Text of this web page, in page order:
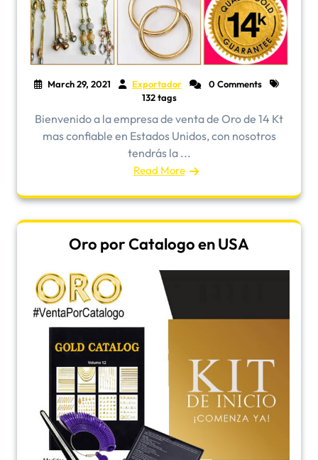
March 29, 2021 Exportador
0 Comments
132 tags
Bienvenido a la empresa de venta de Oro de 14 Kt
mas confiable en Estados Unidos, con nosotros
tendrás la ...
Read More
Oro por Catalogo en USA